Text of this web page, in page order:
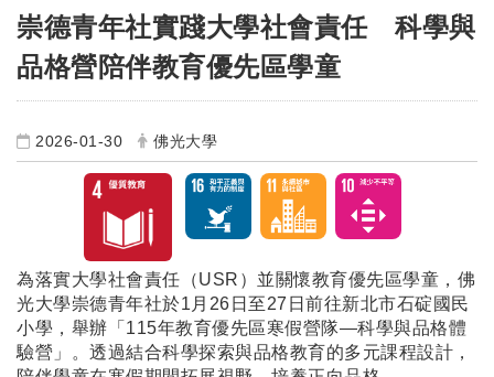
崇德青年社實踐大學社會責任 科學與
品格營陪伴教育優先區學童
2026-01-30 佛光大學
為落實大學社會責任（USR）並關懷教育優先區學童，佛
光大學崇德青年社於1月26日至27日前往新北市石碇國民
小學，舉辦「115年教育優先區寒假營隊—科學與品格體
驗營」。透過結合科學探索與品格教育的多元課程設計，